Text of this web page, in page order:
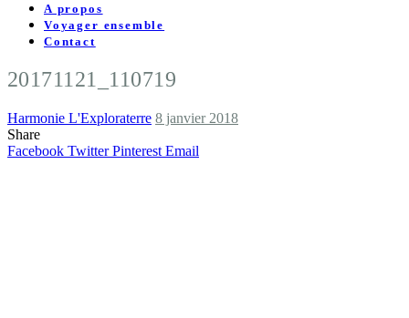
A propos
Voyager ensemble
Contact
20171121_110719
Harmonie L'Exploraterre 8 janvier 2018
Share
Facebook Twitter Pinterest Email